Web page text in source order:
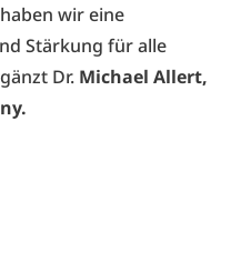
wir eine
Stärkung für alle
Dr. Michael Allert,